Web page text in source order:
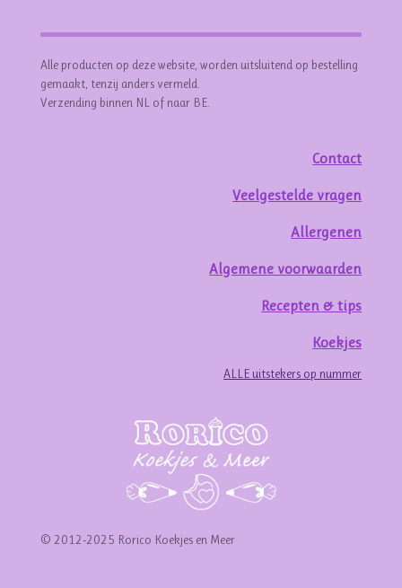
Alle producten op deze website, worden uitsluitend op bestelling
gemaakt, tenzij anders vermeld.
Verzending binnen NL of naar BE.
Contact
Veelgestelde vragen
Allergenen
Algemene voorwaarden
Recepten & tips
Koekjes
ALLE uitstekers op nummer
© 2012-2025 Rorico Koekjes en Meer